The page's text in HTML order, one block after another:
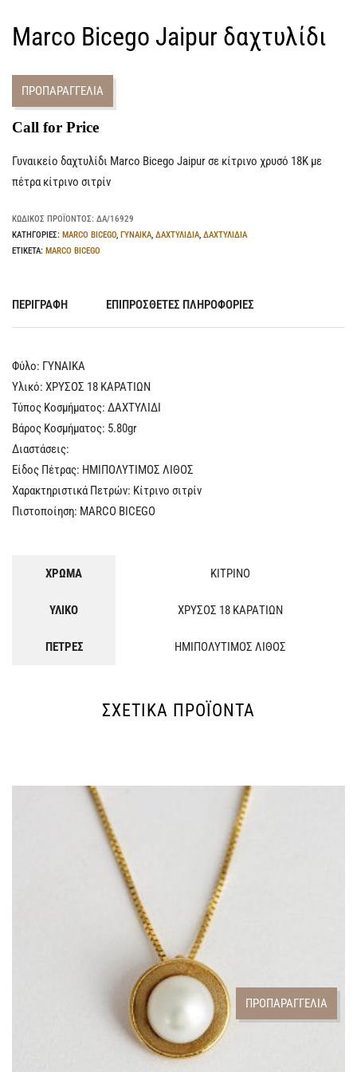
Marco Bicego Jaipur δαχτυλίδι
ΠΡΟΠΑΡΑΓΓΕΛΙΑ
Call for Price
Γυναικείο δαχτυλίδι Marco Bicego Jaipur σε κίτρινο χρυσό 18Κ με
πέτρα κίτρινο σιτρίν
ΚΩΔΙΚΌΣ ΠΡΟΪΌΝΤΟΣ: ΔΑ/16929
ΚΑΤΗΓΟΡΊΕΣ: MARCO BICEGO, ΓΥΝΑΙΚΑ, ΔΑΧΤΥΛΙΔΙΑ, ΔΑΧΤΥΛΙΔΙΑ
ΕΤΙΚΈΤΑ: MARCO BICEGO
ΠΕΡΙΓΡΑΦΉ ΕΠΙΠΡΌΣΘΕΤΕΣ ΠΛΗΡΟΦΟΡΊΕΣ
Φύλο: ΓYNAIKA
Υλικό: ΧΡΥΣΟΣ 18 ΚΑΡΑΤΙΩΝ
Τύπος Κοσμήματος: ΔΑΧΤΥΛΙΔΙ
Βάρος Κοσμήματος: 5.80gr
Διαστάσεις:
Είδος Πέτρας: ΗΜΙΠΟΛΥΤΙΜΟΣ ΛΙΘΟΣ
Χαρακτηριστικά Πετρών: Κίτρινο σιτρίν
Πιστοποίηση: MARCO BICEGO
ΧΡΩΜΑ ΚΙΤΡΙΝΟ
ΥΛΙΚΟ ΧΡΥΣΟΣ 18 ΚΑΡΑΤΙΩΝ
ΠΕΤΡΕΣ ΗΜΙΠΟΛΥΤΙΜΟΣ ΛΙΘΟΣ
ΣΧΕΤΙΚΆ ΠΡΟΪΌΝΤΑ
ΠΡΟΠΑΡΑΓΓΕΛΙΑ